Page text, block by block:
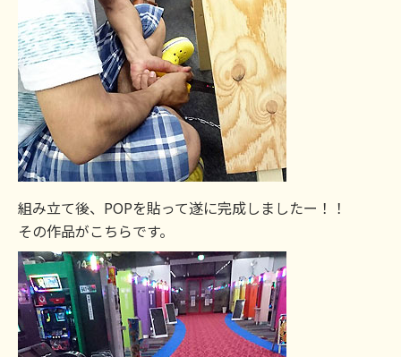
組み立て後、POPを貼って遂に完成しましたー！！
その作品がこちらです。